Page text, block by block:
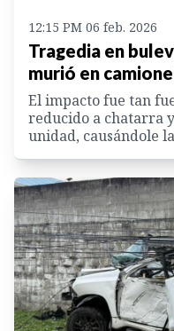
12:15 PM 06 feb. 2026
Tragedia en
murió en
El impacto fue tan
reducido a chatarra
unidad, causándole